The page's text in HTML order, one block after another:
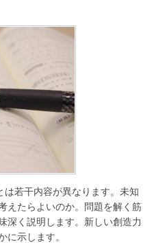
は若干内容が異なります。未知
えたらよいのか。問題を解く筋
深く説明します。新しい創造力
に示します。